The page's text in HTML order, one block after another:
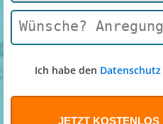
Ich habe den Datenschutz